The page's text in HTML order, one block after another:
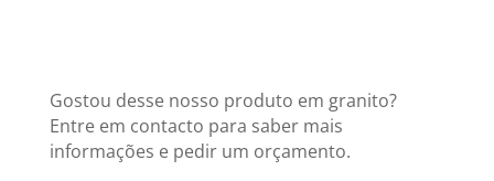
Gostou desse nosso produto em granito?
Entre em contacto para saber mais
informações e pedir um orçamento.